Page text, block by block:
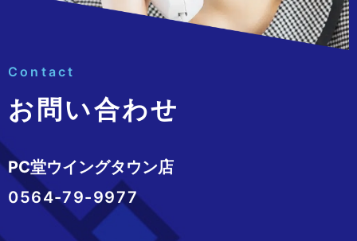
Contact
お問い合わせ
PC堂ウイングタウン店
0564-79-9977